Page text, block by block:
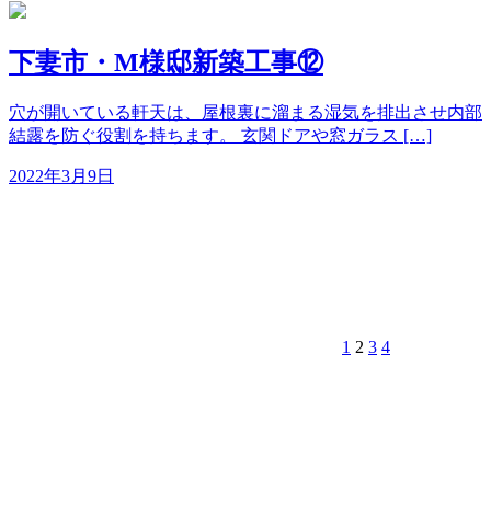
下妻市・M様邸新築工事⑫
穴が開いている軒天は、屋根裏に溜まる湿気を排出させ内部
結露を防ぐ役割を持ちます。 玄関ドアや窓ガラス […]
2022年3月9日
1 2 3 4